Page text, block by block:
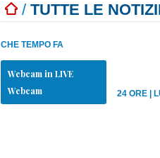
/ TUTTE LE
CHE TEMPO FA
Webcam in LIVE
Webcam
24 ORE